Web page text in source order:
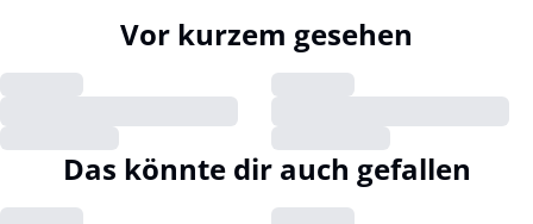
Vor kurzem gesehen
Das könnte dir auch gefallen